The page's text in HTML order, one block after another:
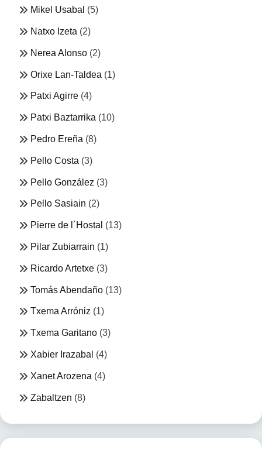
Mikel Usabal (5)
Natxo Izeta (2)
Nerea Alonso (2)
Orixe Lan-Taldea (1)
Patxi Agirre (4)
Patxi Baztarrika (10)
Pedro Ereña (8)
Pello Costa (3)
Pello González (3)
Pello Sasiain (2)
Pierre de l´Hostal (13)
Pilar Zubiarrain (1)
Ricardo Artetxe (3)
Tomás Abendaño (13)
Txema Arróniz (1)
Txema Garitano (3)
Xabier Irazabal (4)
Xanet Arozena (4)
Zabaltzen (8)